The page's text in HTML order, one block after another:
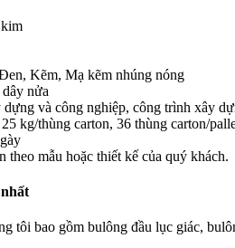
Kẽm, Mạ kẽm nhúng nóng
nửa
và công nghiệp, công trình xây
kg/thùng carton, 36 thùng carton/
theo mẫu hoặc thiết kế của quý khách.
tôi bao gồm bulông đầu lục giác,